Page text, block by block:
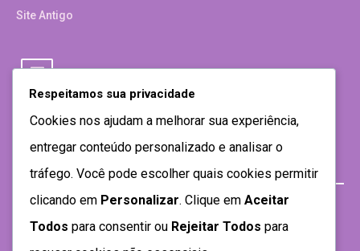
Site Antigo
Respeitamos sua privacidade
Cookies nos ajudam a melhorar sua experiência,
entregar conteúdo personalizado e analisar o
tráfego. Você pode escolher quais cookies permitir
clicando em Personalizar. Clique em Aceitar
Todos para consentir ou Rejeitar Todos para